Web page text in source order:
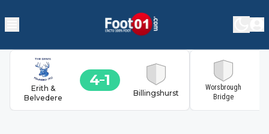
Erith &
Belvedere
4 1
Billingshurst
Worsbrough
Bridge